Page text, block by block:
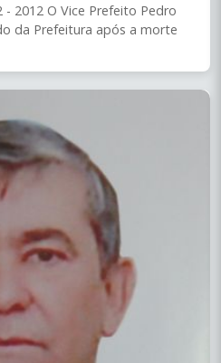
2012 O Vice Prefeito Pedro
da Prefeitura após a morte